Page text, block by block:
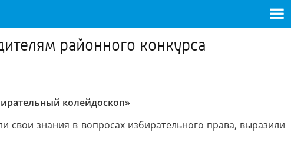
районного конкурса
колейдоскоп»
знания в вопросах избирательного права, выразили